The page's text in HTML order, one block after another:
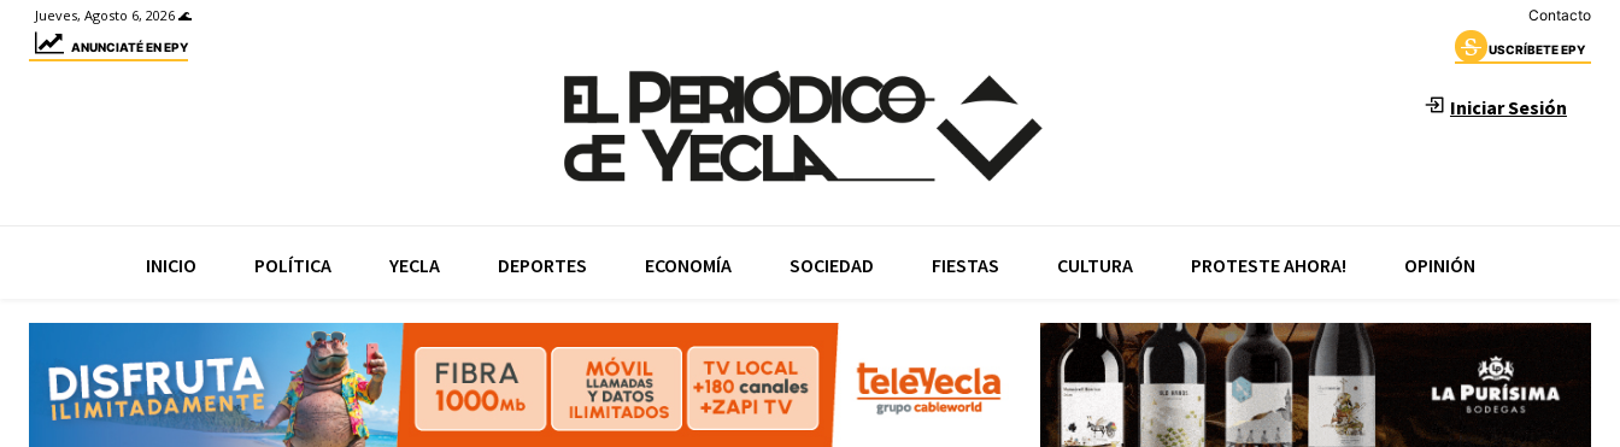
Jueves, Agosto 6, 2026 🌊 Contacto
ANUNCIATÉ EN EPY USCRÍBETE EPY
Iniciar Sesión
INICIO POLÍTICA YECLA DEPORTES ECONOMÍA SOCIEDAD FIESTAS CULTURA PROTESTE AHORA! OPINIÓN